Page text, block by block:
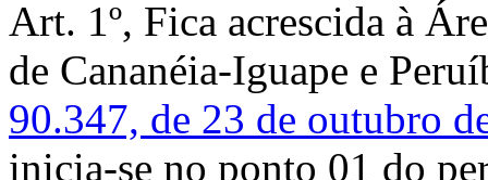
Art. 1º, Fica acrescida à
de Cananéia-Iguape e
90.347, de 23 de outubro
inicia-se no ponto 01 do